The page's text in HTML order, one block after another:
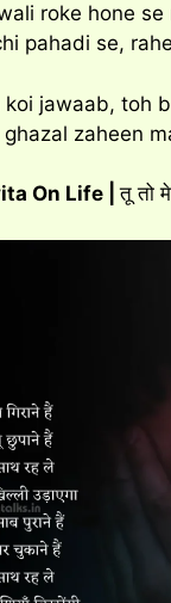
roke hone se
pahadi se,
koi jawaab, toh
zaheen
On Life |तू तो